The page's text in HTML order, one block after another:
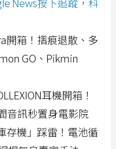
開箱！摺痕退散、多
GO、Pikmin
耳機開箱！
音訊秒置身電影院
存機」踩雷！電池循